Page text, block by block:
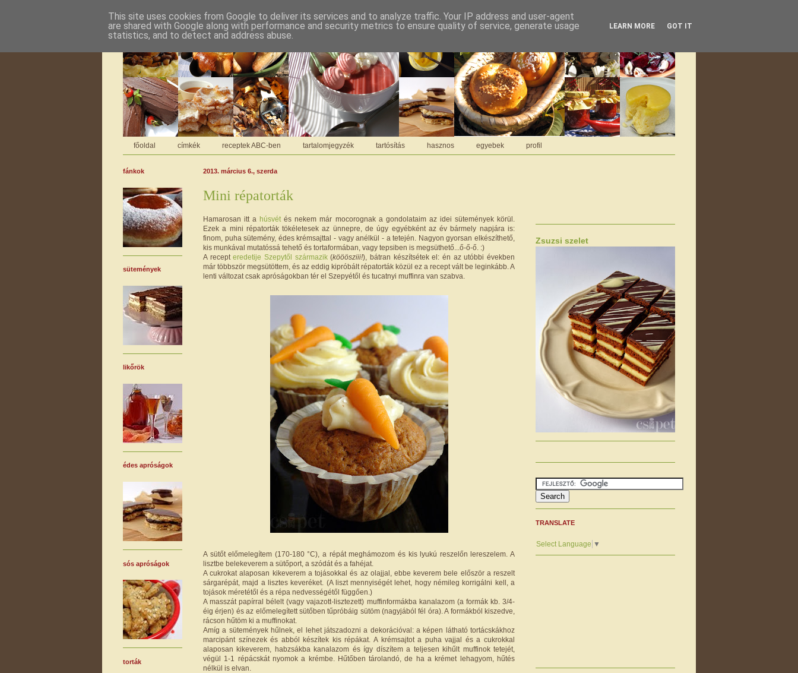
főoldal címkék receptek ABC-ben tartalomjegyzék tartósítás hasznos egyebek profil
2013. március 6., szerda
Mini répatorták
Hamarosan itt ahúsvét és nekem már mocorognak a gondolataim az idei sütemények körül.
Ezek a mini répatorták tökéletesek az ünnepre, de úgy egyébként az év bármely napjára is:
finom, puha sütemény, édes krémsajttal - vagy anélkül - a tetején. Nagyon gyorsan elkészíthető,
kis munkával mutatóssá tehető és tortaformában, vagy tepsiben is megsüthető...ő-ő-ő. :)
A recepteredetije Szepytől származik(kööösziii!), bátran készítsétek el: én az utóbbi években
már többször megsütöttem, és az eddig kipróbált répatorták közül ez a recept vált be leginkább. A
lenti változat csak apróságokban tér el Szepyétől és tucatnyi muffinra van szabva.
A sütőt előmelegítem (170-180 °C), a répát meghámozom és kis lyukú reszelőn lereszelem. A
lisztbe belekeverem a sütőport, a szódát és a fahéjat.
A cukrokat alaposan kikeverem a tojásokkal és az olajjal, ebbe keverem bele először a reszelt
sárgarépát, majd a lisztes keveréket. (A liszt mennyiségét lehet, hogy némileg korrigálni kell, a
tojások méretétől és a répa nedvességétől függően.)
A masszát papírral bélelt (vagy vajazott-lisztezett) muffinformákba kanalazom (a formák kb. 3/4-
éig érjen) és az előmelegített sütőben tűpróbáig sütöm (nagyjából fél óra). A formákból kiszedve,
rácson hűtöm ki a muffinokat.
Amíg a sütemények hűlnek, el lehet játszadozni a dekorációval: a képen látható tortácskákhoz
marcipánt színezek és abból készítek kis répákat. A krémsajtot a puha vajjal és a cukrokkal
alaposan kikeverem, habzsákba kanalazom és így díszítem a teljesen kihűlt muffinok tetejét,
végül 1-1 répácskát nyomok a krémbe. Hűtőben tárolandó, de ha a krémet lehagyom, hűtés
nélkül is elvan.
fánkok
sütemények
likőrök
édes apróságok
sós apróságok
torták
Zsuzsi szelet
TRANSLATE
Select Language ▼
This site uses cookies from Google to deliver its services and to analyze traffic. Your IP address and user-agent
are shared with Google along with performance and security metrics to ensure quality of service, generate usage
statistics, and to detect and address abuse.
LEARN MORE GOT IT